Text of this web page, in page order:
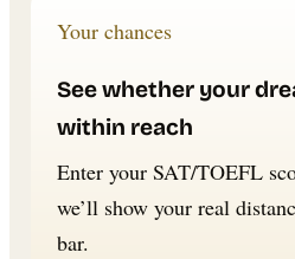
Your chances
See whether your
within reach
Enter your SAT/TOEFL
we’ll show your real
bar.